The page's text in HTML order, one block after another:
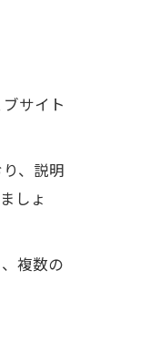
サイト
、説明
しょ
複数の